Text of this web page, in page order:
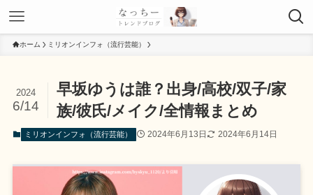
ホーム ミリオンインフォ（流行芸能）
早坂ゆうは誰？出身/高校/双子/家
族/彼氏/メイク/全情報まとめ
2024
6/14
ミリオンインフォ（流行芸能） 2024年6月13日 2024年6月14日